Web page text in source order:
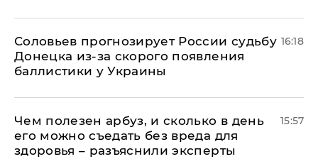
Соловьев прогнозирует России судьбу
Донецка из-за скорого появления
баллистики у Украины
16:18
Чем полезен арбуз, и сколько в день
его можно съедать без вреда для
здоровья – разъяснили эксперты
15:57